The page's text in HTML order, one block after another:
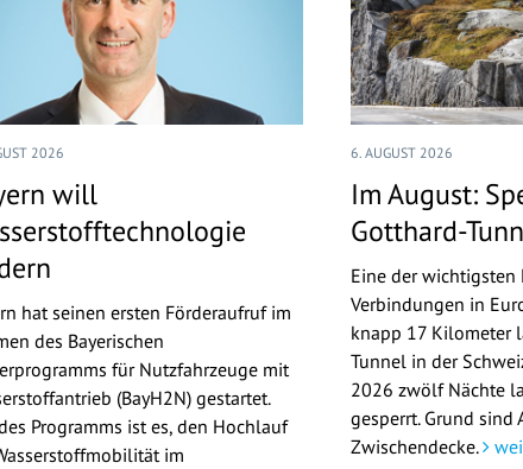
2026
will
hat seinen ersten Förderaufruf im
des Bayerischen
für Nutzfahrzeuge mit
(BayH2N) gestartet.
Programms ist es, den Hochlauf
im
6. AUGUST 2026
Im August:
Gotthard-
Eine der wichtigsten
Verbindungen in
knapp 17 Kilometer
Tunnel in der
2026 zwölf Nächte
gesperrt. Grund sind
Zwischendecke.